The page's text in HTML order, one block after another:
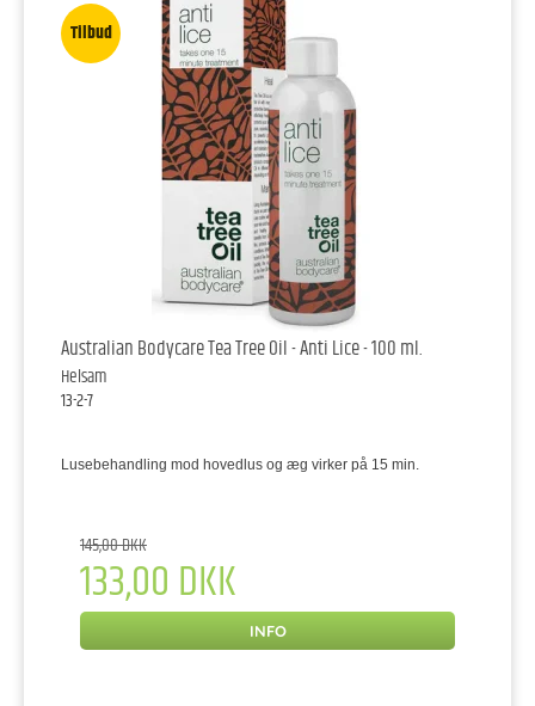
Tilbud
Australian Bodycare Tea Tree Oil - Anti Lice - 100 ml.
Helsam
13-2-7
Lusebehandling mod hovedlus og æg virker på 15 min.
145,00 DKK
133,00 DKK
INFO